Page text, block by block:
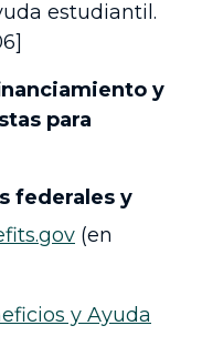
estudiantil.
y
para
federales y
(en
y Ayuda